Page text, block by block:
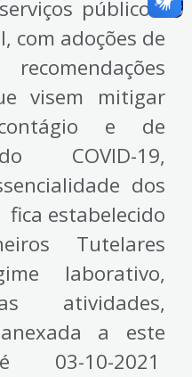
públicos
com adoções de
visem mitigar
e de
COVID-19,
dos
estabelecido
Tutelares
laborativo,
atividades,
a este
03-10-2021